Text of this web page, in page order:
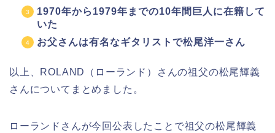
1970年から1979年までの10年間巨人に在籍して
いた
お父さんは有名なギタリストで松尾洋一さん
以上、ROLAND（ローランド）さんの祖父の松尾輝義
さんについてまとめました。
ローランドさんが今回公表したことで祖父の松尾輝義